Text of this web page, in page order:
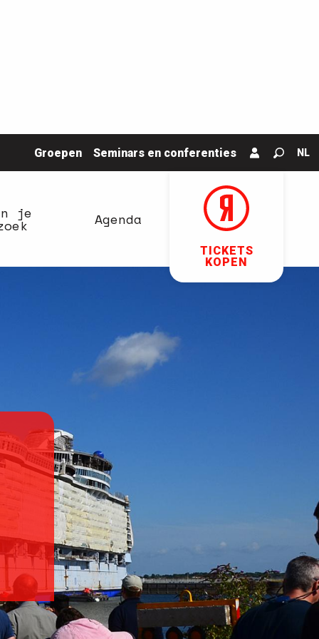
Groepen Seminars en conferenties
Zoek
NL
TICKETS
KOPEN
je Agenda